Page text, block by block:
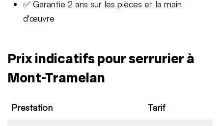
✅ Garantie 2 ans sur les pièces et la main
d'œuvre
Prix indicatifs pour serrurier à
Mont-Tramelan
Prestation Tarif